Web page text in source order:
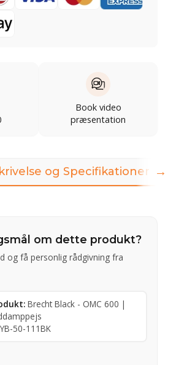
Book video
præsentation
og Specifikationer
om dette produkt?
og få personlig rådgivning fra
Brecht Black - OMC 600 |
50-111BK
→